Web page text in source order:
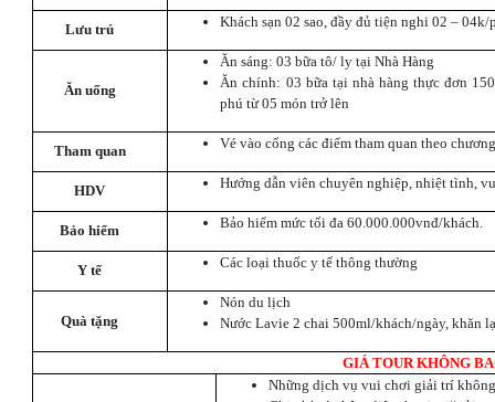
Lưu trú Khách sạn 02 sao, đầy đủ tiện nghi 02 – 04k/
Ăn uống
Ăn sáng: 03 bữa tô/ ly tại Nhà Hàng
Ăn chính: 03 bữa tại nhà hàng thực đơn
phú từ 05 món trở lên
Tham quan Vé vào cổng các điểm tham quan theo
HDV Hướng dẫn viên chuyên nghiệp, nhiệt tình,
Bảo hiểm Bảo hiểm mức tối đa 60.000.000vnđ/khách.
Y tế Các loại thuốc y tế thông thường
Quà tặng
Nón du lịch
Nước Lavie 2 chai 500ml/khách/ngày, khăn
GIÁ TOUR KHÔNG
Những dịch vụ vui chơi giải trí